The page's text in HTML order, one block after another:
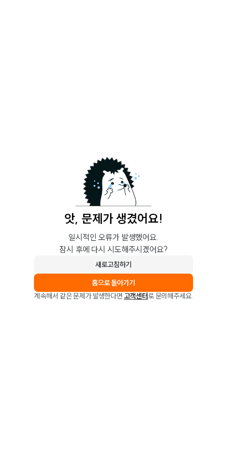
앗, 문제가 생겼어요!
일시적인 오류가 발생했어요.
잠시 후에 다시 시도해주시겠어요?
새로고침하기
홈으로 돌아가기
계속해서 같은 문제가 발생한다면 고객센터로 문의해주세요.